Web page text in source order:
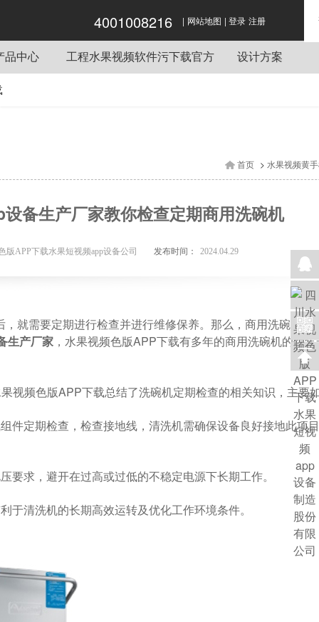
水果视频色版APP下载,水果短视频app,水果
视频黄手机在线,水果视频软件污下载官方
4001008216 | 网站地图 | 登录 注册
品中心
灶
视频app用车
视频app桌椅
工程水果视频软件污下载官方 设计方案
首页 > 水果视频黄
备生产厂家教你检查定期商用洗碗机
版APP下载水果短视频app设备公司 发布时间： 2024.04.29
，就需要定期进行检查并进行维修保养。那么，商用洗碗机
生产厂家 ，水果视频色版APP下载有多年的商用洗碗机的销
水果视频色版APP下载总结了洗碗机定期检查的相关知识，主要如
件定期检查，检查接地线，清洗机需确保设备良好接地此
，避开在过高或过低的不稳定电源下长期工作。
利于清洗机的长期高效运转及优化工作环境条件。